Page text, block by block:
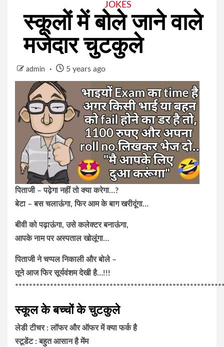
JOKES
स्कूलों में बोले जाने वाले
मजेदार चुटकुले
admin 5 years ago
पिताजी – पढ़ेगा नहीं तो क्या करेगा…?
बेटा – बस चलाऊंगा, फिर आम के बाग खरीदूंगा…
बीवी को पढ़ाऊंगा, उसे कलेक्टर बनाऊंगा,
आपके नाम पर अस्पताल खोलूंगा…
पिताजी ने चप्पल निकाली और बोले –
तूने आज फिर सूर्यवंशम देखी है…!!!
स्कूल के बच्चों के चुटकुले
लेडी टीचर : लॉफर और ऑफर में क्या फर्क है
स्टूडेंट : बहुत आसान है मेंम